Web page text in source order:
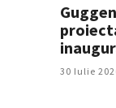
30 Iulie